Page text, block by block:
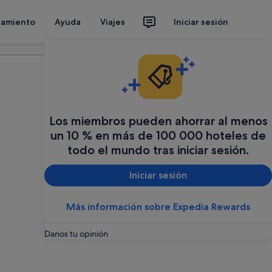
Ayuda Viajes Iniciar sesión
Los miembros pueden ahorrar al menos
un 10 % en más de 100 000 hoteles de
todo el mundo tras iniciar sesión.
Iniciar sesión
Más información sobre Expedia Rewards
Danos tu opinión